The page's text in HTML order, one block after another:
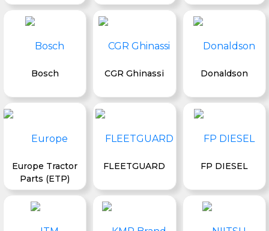
Bosch CGR Ghinassi Donaldson
Europe Tractor
Parts (ETP)
FLEETGUARD FP DIESEL